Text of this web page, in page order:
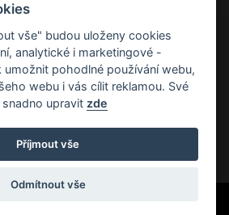
MAPA STRÁNEK
O PŘÍSTUPNOSTI
COOKIE
vše" budou uloženy cookies
analytické i marketingové -
umožnit pohodlné používání webu,
webu i vás cílit reklamou. Své
upravit zde
Příjmout vše
Odmítnout vše